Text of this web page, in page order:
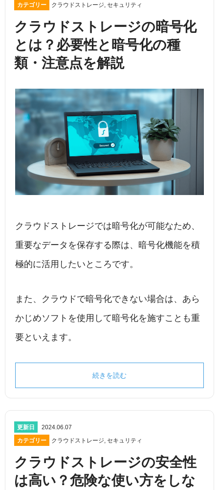
カテゴリー クラウドストレージ, セキュリティ
クラウドストレージの暗号化
とは？必要性と暗号化の種
類・注意点を解説
クラウドストレージでは暗号化が可能なため、
重要なデータを保存する際は、暗号化機能を積
極的に活用したいところです。
また、クラウドで暗号化できない場合は、あら
かじめソフトを使用して暗号化を施すことも重
要といえます。
続きを読む
更新日
2024.06.07
カテゴリー
クラウドストレージ セキュリティ
クラウドストレージの安全性
は高い？危険な使い方をしな